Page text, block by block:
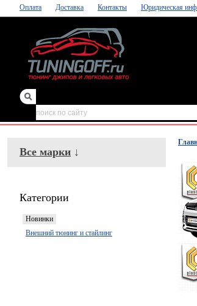
Оплата Доставка Контакты Юридическая
зеркала,обвесы
Все марки ↓
Категории
Новинки
Внешний тюнинг и стайлинг